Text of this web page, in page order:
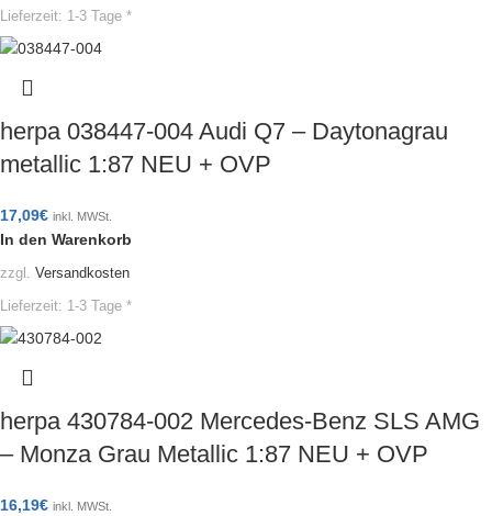
Lieferzeit: 1-3 Tage *
herpa 038447-004 Audi Q7 – Daytonagrau
metallic 1:87 NEU + OVP
17,09€ inkl. MWSt.
In den Warenkorb
zzgl. Versandkosten
Lieferzeit: 1-3 Tage *
herpa 430784-002 Mercedes-Benz SLS AMG
– Monza Grau Metallic 1:87 NEU + OVP
16,19€ inkl. MWSt.